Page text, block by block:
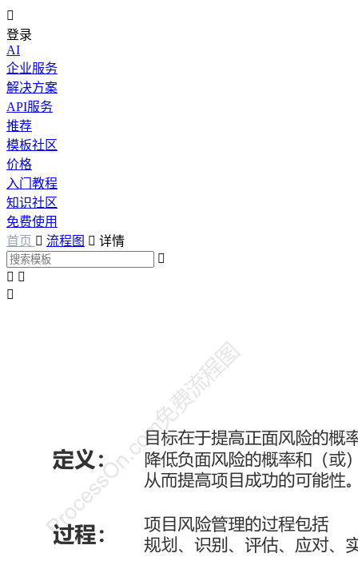

登录
AI
企业服务
解决方案
API服务
推荐
模板社区
价格
入门教程
知识社区
免费使用
首页  流程图  详情

 
